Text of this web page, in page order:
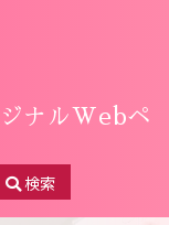
ナルWebペ
検索